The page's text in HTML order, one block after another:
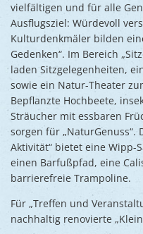
vielfältigen und für alle
Ausflugsziel: Würdevoll
Kulturdenkmäler bilden
Gedenken“. Im Bereich
laden Sitzgelegenheiten,
sowie ein Natur-Theater
Bepflanzte Hochbeete,
Sträucher mit essbaren
sorgen für „NaturGenuss“.
Aktivität“ bietet eine Wipp-
einen Barfußpfad, eine
barrierefreie Trampoline.
Für „Treffen und
nachhaltig renovierte